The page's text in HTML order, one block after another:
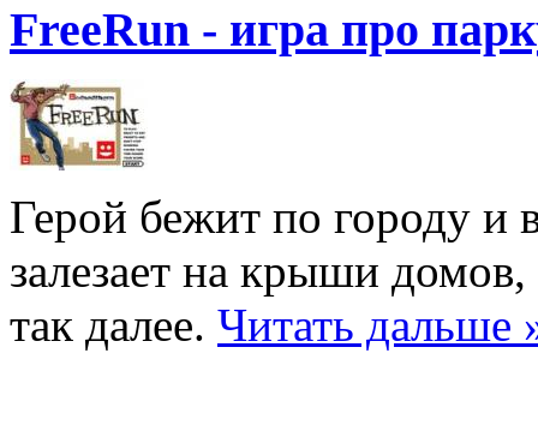
FreeRun - игра про
Герой бежит по городу и
залезает на крыши
так далее. Читать дальше